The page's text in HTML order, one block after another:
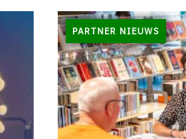
PARTNER NIEUWS